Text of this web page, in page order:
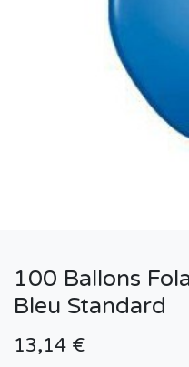
100 Ballons
Bleu Standard
13,14 €